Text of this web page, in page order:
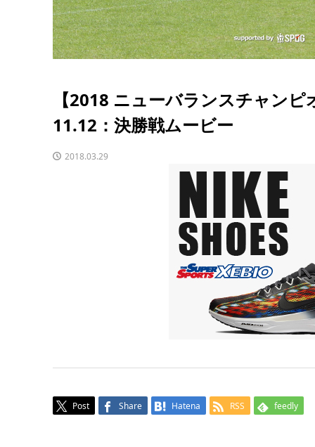
【2018 ニューバランスチャン
11.12：決勝戦ムービー
2018.03.29
Post Share Hatena RSS feedly